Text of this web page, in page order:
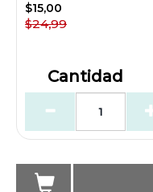
$15,00
$24,99
Cantidad